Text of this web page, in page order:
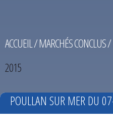
ACCUEIL/MARCHÉS CONCLUS/
2015
POULLAN SUR MER DU